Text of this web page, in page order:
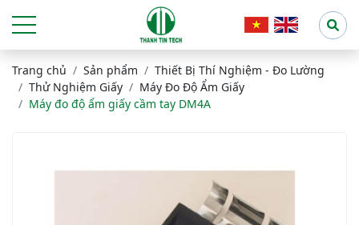
Trang chủ Sản phẩm
Thiết Bị Thí Nghiệm - Đo Lường
Thử Nghiệm Giấy
Máy Đo Độ Ẩm Giấy
Máy đo độ ẩm giấy cầm tay DM4A